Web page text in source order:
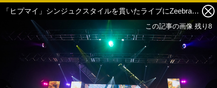
「ヒプマイ」シンジュクスタイルを貫いたライブにZeebraらゲストも登場！ “麻天狼”公演DAY1・DAY2＆楽屋裏レポ 2枚目の写真・画像
この記事の画像 残り8